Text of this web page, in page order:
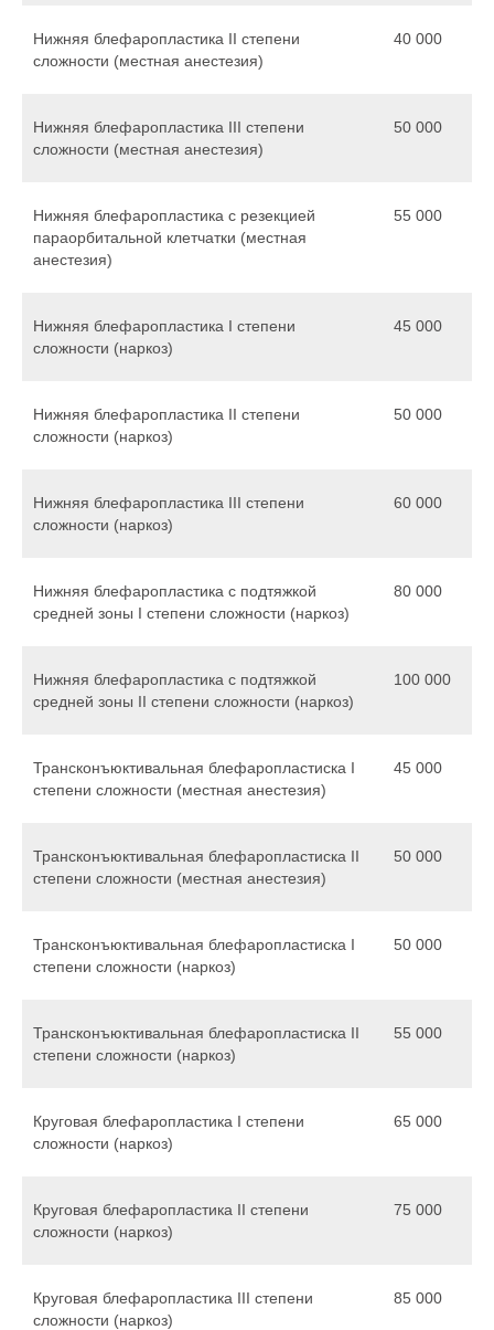
Нижняя блефаропластика II степени
сложности (местная анестезия)
40 000
Нижняя блефаропластика III степени
сложности (местная анестезия)
50 000
Нижняя блефаропластика с резекцией
параорбитальной клетчатки (местная
анестезия)
55 000
Нижняя блефаропластика I степени
сложности (наркоз)
45 000
Нижняя блефаропластика II степени
сложности (наркоз)
50 000
Нижняя блефаропластика III степени
сложности (наркоз)
60 000
Нижняя блефаропластика с подтяжкой
средней зоны I степени сложности (наркоз)
80 000
Нижняя блефаропластика с подтяжкой
средней зоны II степени сложности (наркоз)
100 000
Трансконъюктивальная блефаропластиска I
степени сложности (местная анестезия)
45 000
Трансконъюктивальная блефаропластиска II
степени сложности (местная анестезия)
50 000
Трансконъюктивальная блефаропластиска I
степени сложности (наркоз)
50 000
Трансконъюктивальная блефаропластиска II
степени сложности (наркоз)
55 000
Круговая блефаропластика I степени
сложности (наркоз)
65 000
Круговая блефаропластика II степени
сложности (наркоз)
75 000
Круговая блефаропластика III степени
сложности (наркоз)
85 000